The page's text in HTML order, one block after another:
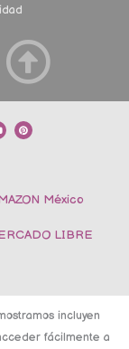
P
i
n
t
México
LIBRE
incluyen
fácilmente a